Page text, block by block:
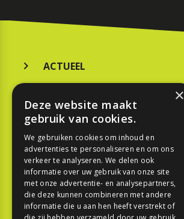
ACTUEEL
KOOPGIDS
TESTEN
SPORT
REPORTAGE
×
Deze website maakt
gebruik van cookies.
We gebruiken cookies om inhoud en
advertenties te personaliseren en om ons
verkeer te analyseren. We delen ook
informatie over uw gebruik van onze site
met onze advertentie- en analysepartners,
die deze kunnen combineren met andere
informatie die u aan hen heeft verstrekt of